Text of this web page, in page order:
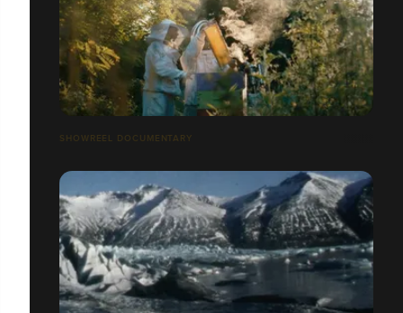
SHOWREEL DOCUMENTARY